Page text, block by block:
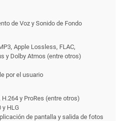
de Voz y Sonido de Fondo
Apple Lossless, FLAC,
y Dolby Atmos (entre otros)
por el usuario
y ProRes (entre otros)
y HLG
de pantalla y salida de fotos